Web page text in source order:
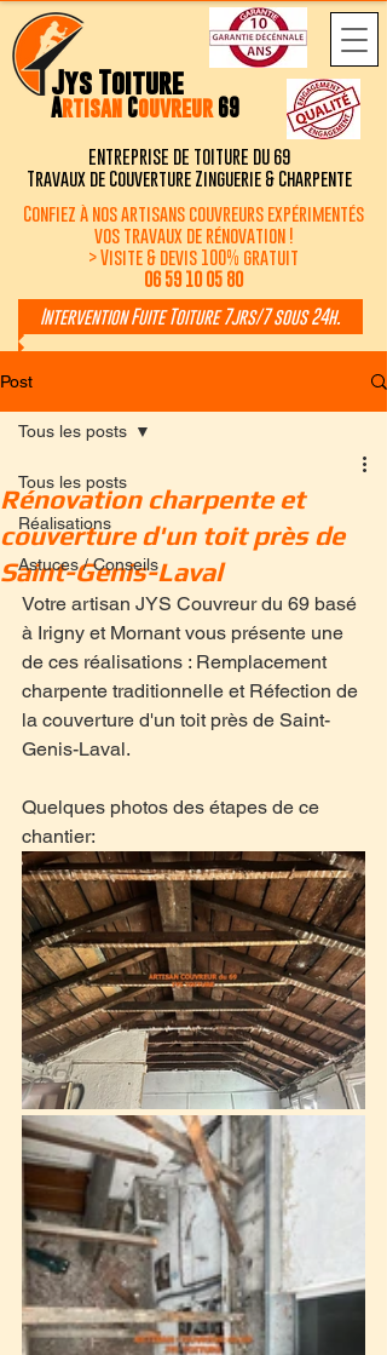
Jys Toiture
Artisan Couvreur 69
ENTREPRISE DE TOITURE DU 69
Travaux de Couverture Zinguerie & Charpente
Confiez à nos artisans couvreurs expérimentés
vos travaux de rénovation !
> Visite & devis 100% gratuit
06 59 10 05 80
Intervention Fuite Toiture 7jrs/7 sous 24h.
Post
Tous les posts
Réalisations
Astuces / Conseils
Tous les posts
Rénovation charpente et
couverture d'un toit près de
Saint-Genis-Laval
Votre artisan JYS Couvreur du 69 basé
à Irigny et Mornant vous présente une
de ces réalisations : Remplacement
charpente traditionnelle et Réfection de
la couverture d'un toit près de Saint-
Genis-Laval.
Quelques photos des étapes de ce
chantier: